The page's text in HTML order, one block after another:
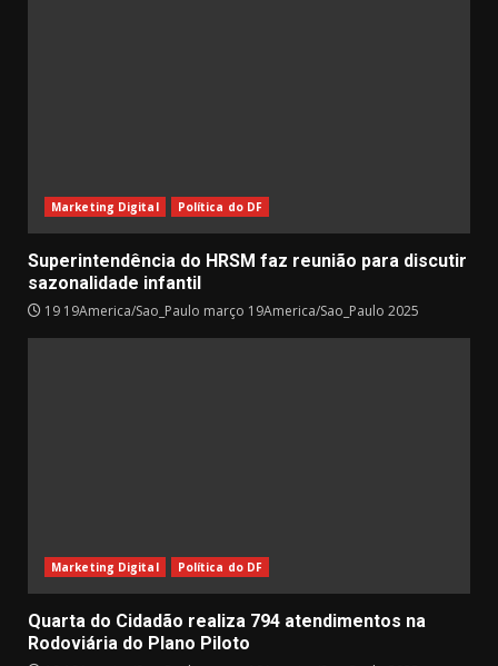
Marketing Digital Política do DF
Superintendência do HRSM faz reunião para discutir
sazonalidade infantil
19 19America/Sao_Paulo março 19America/Sao_Paulo 2025
Marketing Digital Política do DF
Quarta do Cidadão realiza 794 atendimentos na
Rodoviária do Plano Piloto